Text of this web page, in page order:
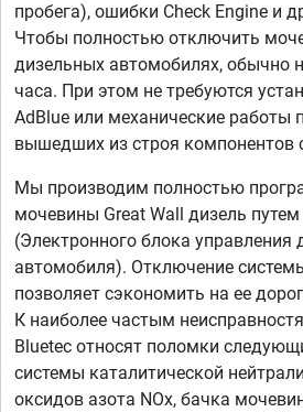
пробега), ошибки Check Engine и
Чтобы полностью отключить
дизельных автомобилях, обычно
часа. При этом не требуются
AdBlue или механические работы
вышедших из строя компонентов
Мы производим полностью
мочевины Great Wall дизель
(Электронного блока управления
автомобиля). Отключение
позволяет сэкономить на ее
К наиболее частым
Bluetec относят поломки
системы каталитической
оксидов азота NOx, бачка